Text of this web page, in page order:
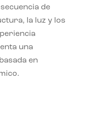
de
la luz y los
una
en